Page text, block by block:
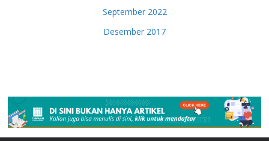
September 2022
Desember 2017